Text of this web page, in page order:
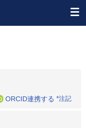
ORCID連携する *注記